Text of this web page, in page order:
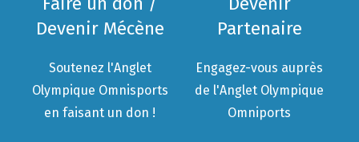
Devenir Mécène
Soutenez l'Anglet
Olympique Omnisports
en faisant un don !
Partenaire
Engagez-vous auprès
de l'Anglet Olympique
Omniports